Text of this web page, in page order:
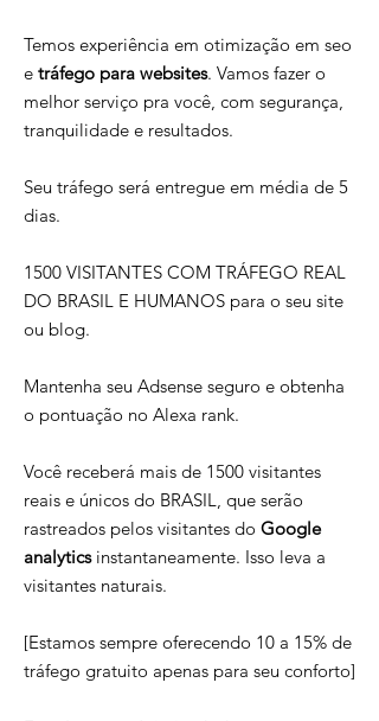
Temos experiência em otimização em seo
e tráfego para websites. Vamos fazer o
melhor serviço pra você, com segurança,
tranquilidade e resultados.
Seu tráfego será entregue em média de 5
dias.
1500 VISITANTES COM TRÁFEGO REAL
DO BRASIL E HUMANOS para o seu site
ou blog.
Mantenha seu Adsense seguro e obtenha
o pontuação no Alexa rank.
Você receberá mais de 1500 visitantes
reais e únicos do BRASIL, que serão
rastreados pelos visitantes do Google
analyticsinstantaneamente. Isso leva a
visitantes naturais.
[Estamos sempre oferecendo 10 a 15% de
tráfego gratuito apenas para seu conforto]